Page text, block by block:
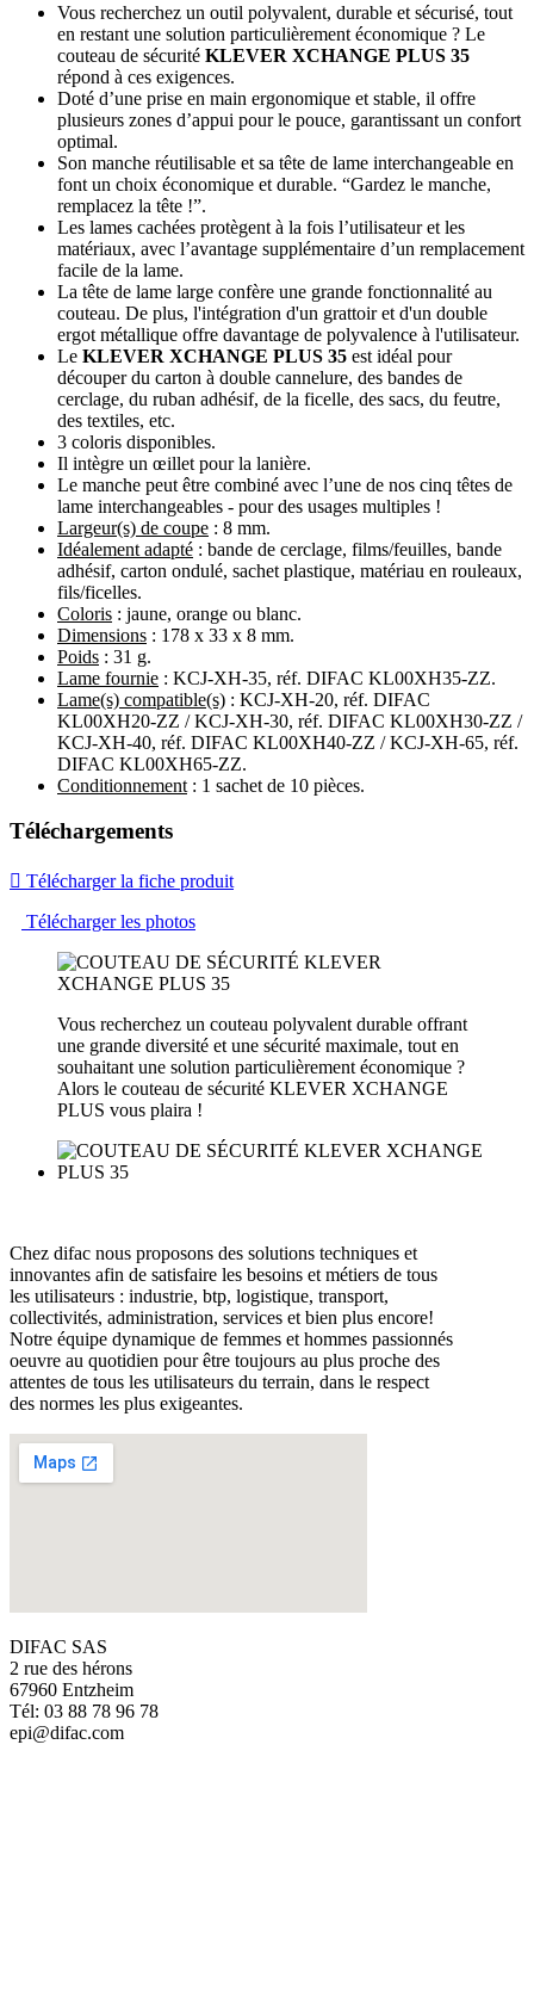
Vous recherchez un outil polyvalent, durable et sécurisé, tout
en restant une solution particulièrement économique ? Le
couteau de sécurité KLEVER XCHANGE PLUS 35
répond à ces exigences.
Doté d’une prise en main ergonomique et stable, il offre
plusieurs zones d’appui pour le pouce, garantissant un confort
optimal.
Son manche réutilisable et sa tête de lame interchangeable en
font un choix économique et durable. “Gardez le manche,
remplacez la tête !”.
Les lames cachées protègent à la fois l’utilisateur et les
matériaux, avec l’avantage supplémentaire d’un remplacement
facile de la lame.
La tête de lame large confère une grande fonctionnalité au
couteau. De plus, l'intégration d'un grattoir et d'un double
ergot métallique offre davantage de polyvalence à l'utilisateur.
Le KLEVER XCHANGE PLUS 35 est idéal pour
découper du carton à double cannelure, des bandes de
cerclage, du ruban adhésif, de la ficelle, des sacs, du feutre,
des textiles, etc.
3 coloris disponibles.
Il intègre un œillet pour la lanière.
Le manche peut être combiné avec l’une de nos cinq têtes de
lame interchangeables - pour des usages multiples !
Largeur(s) de coupe : 8 mm.
Idéalement adapté : bande de cerclage, films/feuilles, bande
adhésif, carton ondulé, sachet plastique, matériau en rouleaux,
fils/ficelles.
Coloris : jaune, orange ou blanc.
Dimensions : 178 x 33 x 8 mm.
Poids : 31 g.
Lame fournie : KCJ-XH-35, réf. DIFAC KL00XH35-ZZ.
Lame(s) compatible(s) : KCJ-XH-20, réf. DIFAC
KL00XH20-ZZ / KCJ-XH-30, réf. DIFAC KL00XH30-ZZ /
KCJ-XH-40, réf. DIFAC KL00XH40-ZZ / KCJ-XH-65, réf.
DIFAC KL00XH65-ZZ.
Conditionnement : 1 sachet de 10 pièces.
Téléchargements
 Télécharger la fiche produit
Télécharger les photos
Vous recherchez un couteau polyvalent durable offrant
une grande diversité et une sécurité maximale, tout en
souhaitant une solution particulièrement économique ?
Alors le couteau de sécurité KLEVER XCHANGE
PLUS vous plaira !
Chez difac nous proposons des solutions techniques et
innovantes afin de satisfaire les besoins et métiers de tous
les utilisateurs : industrie, btp, logistique, transport,
collectivités, administration, services et bien plus encore!
Notre équipe dynamique de femmes et hommes passionnés
oeuvre au quotidien pour être toujours au plus proche des
attentes de tous les utilisateurs du terrain, dans le respect
des normes les plus exigeantes.
DIFAC SAS
2 rue des hérons
67960 Entzheim
Tél: 03 88 78 96 78
epi@difac.com